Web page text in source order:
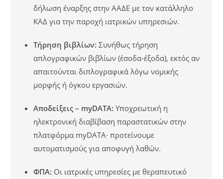
δήλωση έναρξης στην ΑΑΔΕ με τον κατάλληλο
ΚΑΔ για την παροχή ιατρικών υπηρεσιών.
Τήρηση βιβλίων: Συνήθως τήρηση
απλογραφικών βιβλίων (έσοδα-έξοδα), εκτός αν
απαιτούνται διπλογραφικά λόγω νομικής
μορφής ή όγκου εργασιών.
Αποδείξεις – myDATA: Υποχρεωτική η
ηλεκτρονική διαβίβαση παραστατικών στην
πλατφόρμα myDATA· προτείνουμε
αυτοματισμούς για αποφυγή λαθών.
ΦΠΑ: Οι ιατρικές υπηρεσίες με θεραπευτικό